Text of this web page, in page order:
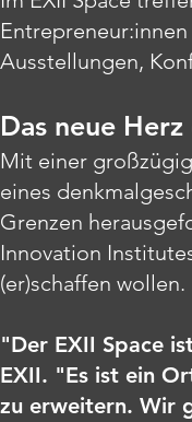
Ausstellungen,
Das neue
Mit einer
eines
Grenzen
Innovation
(er)schaffen wollen.
"Der EXII Space
EXII. "Es ist ein
zu erweitern. Wir